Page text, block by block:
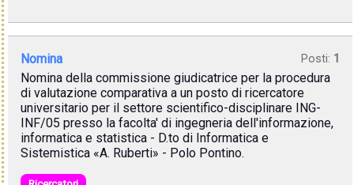
Nomina Posti: 1
Nomina della commissione giudicatrice per la procedura
di valutazione comparativa a un posto di ricercatore
universitario per il settore scientifico-disciplinare ING-
INF/05 presso la facolta' di ingegneria dell'informazione,
informatica e statistica - D.to di Informatica e
Sistemistica «A. Ruberti» - Polo Pontino.